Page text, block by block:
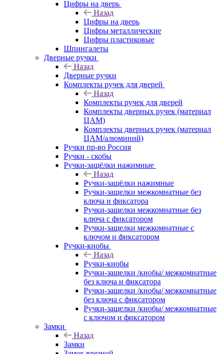
Цифры на дверь
Назад
Цифры на дверь
Цифры металлические
Цифры пластиковые
Шпингалеты
Дверные ручки
Назад
Дверные ручки
Комплекты ручек для дверей
Назад
Комплекты ручек для дверей
Комплекты дверных ручек (материал
ЦАМ)
Комплекты дверных ручек (материал
ЦАМ/алюминий)
Ручки пр-во Россия
Ручки - скобы
Ручки-защёлки нажимные
Назад
Ручки-защёлки нажимные
Ручки-защелки межкомнатные без
ключа и фиксатора
Ручки-защелки межкомнатные без
ключа с фиксатором
Ручки-защелки межкомнатные с
ключом и фиксатором
Ручки-кнобы
Назад
Ручки-кнобы
Ручки-защелки /кнобы/ межкомнатные
без ключа и фиксатора
Ручки-защелки /кнобы/ межкомнатные
без ключа с фиксатором
Ручки-защелки /кнобы/ межкомнатные
с ключом и фиксатором
Замки
Назад
Замки